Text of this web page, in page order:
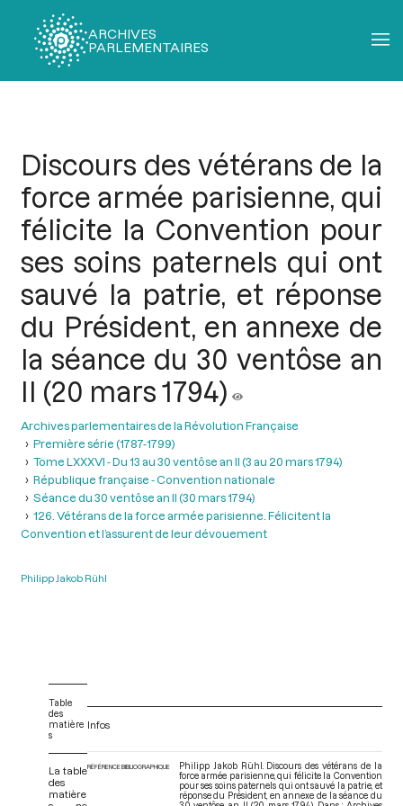
ARCHIVES
PARLEMENTAIRES
Discours des vétérans de la
force armée parisienne, qui
félicite la Convention pour
ses soins paternels qui ont
sauvé la patrie, et réponse
du Président, en annexe de
la séance du 30 ventôse an
II (20 mars 1794)
Archives parlementaires de la Révolution Française
Première série (1787-1799)
Tome LXXXVI - Du 13 au 30 ventôse an II (3 au 20 mars 1794)
République française - Convention nationale
Séance du 30 ventôse an II (30 mars 1794)
126. Vétérans de la force armée parisienne. Félicitent la
Convention et l’assurent de leur dévouement
Philipp Jakob Rühl
Table
des
matière
s
La table
des
matière
Infos
RÉFÉRENCE BIBLIOGRAPHIQUE
Philipp Jakob Rühl. Discours des vétérans de la
force armée parisienne, qui félicite la Convention
pour ses soins paternels qui ont sauvé la patrie, et
réponse du Président, en annexe de la séance du